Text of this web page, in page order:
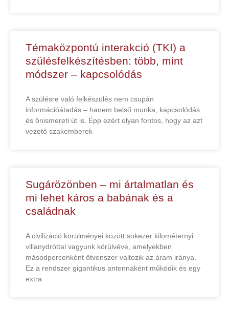
Témaközpontú interakció (TKI) a
szülésfelkészítésben: több, mint
módszer – kapcsolódás
A szülésre való felkészülés nem csupán
információátadás – hanem belső munka, kapcsolódás
és önismereti út is. Épp ezért olyan fontos, hogy az azt
vezető szakemberek
Sugárözönben – mi ártalmatlan és
mi lehet káros a babának és a
családnak
A civilizáció körülményei között sokezer kilométernyi
villanydróttal vagyunk körülvéve, amelyekben
másodpercenként ötvenszer változik az áram iránya.
Ez a rendszer gigantikus antennaként működik és egy
extra